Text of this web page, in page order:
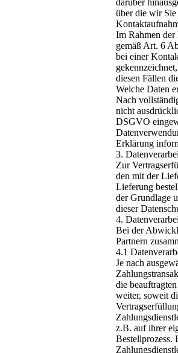
darüber
über die wir
Im Rahmen
gemäß Art. 6
bei einer
diesen Fällen
Welche Daten
Nach
nicht
DSGVO
Erklärung
3.
Zur
den mit der
Lieferung
der Grundlage
dieser
4.
Bei der
Partnern
4.1
Je nach
die
weiter, soweit
z.B. auf ihrer
Bestellprozess.